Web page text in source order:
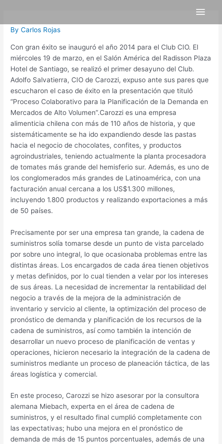
content
Main
ByCarlos Rojas
Con gran éxito se inauguró el año 2014 para el Club CIO. El
miércoles 19 de marzo, en el Salón América del Radisson Plaza
Hotel de Santiago, se realizó el primer desayuno del Club.
Adolfo Salvatierra, CIO de Carozzi, expuso ante sus pares que
escucharon el caso de éxito en la presentación que tituló
“Proceso Colaborativo para la Planificación de la Demanda en
Mercados de Alto Volumen”.Carozzi es una empresa
alimenticia chilena con más de 110 años de historia, y que
sistemáticamente se ha ido expandiendo desde las pastas
hacia el negocio de chocolates, confites, y productos
agroindustriales, teniendo actualmente la planta procesadora
de tomates más grande del hemisferio sur. Además, es uno de
los conglomerados más grandes de Latinoamérica, con una
facturación anual cercana a los US$1.300 millones,
incluyendo 1.800 productos y realizando exportaciones a más
de 50 países.
Precisamente por ser una empresa tan grande, la cadena de
suministros solía tomarse desde un punto de vista parcelado
por sobre uno integral, lo que ocasionaba problemas entre las
distintas áreas. Los encargados de cada área tienen objetivos
y metas definidos, por lo cual tienden a velar por los intereses
de sus áreas. La necesidad de incrementar la rentabilidad del
negocio a través de la mejora de la administración de
inventario y servicio al cliente, la optimización del proceso de
pronóstico de demanda y planificación de los recursos de la
cadena de suministros, así como también la intención de
desarrollar un nuevo proceso de planificación de ventas y
operaciones, hicieron necesario la integración de la cadena de
suministros mediante un proceso de planeación táctica, de las
áreas logística y comercial.
En este proceso, Carozzi se hizo asesorar por la consultora
alemana Miebach, experta en el área de cadena de
suministros, y el resultado final cumplió completamente con
las expectativas; hubo una mejora en el pronóstico de
demanda de más de 15 puntos porcentuales, además de una